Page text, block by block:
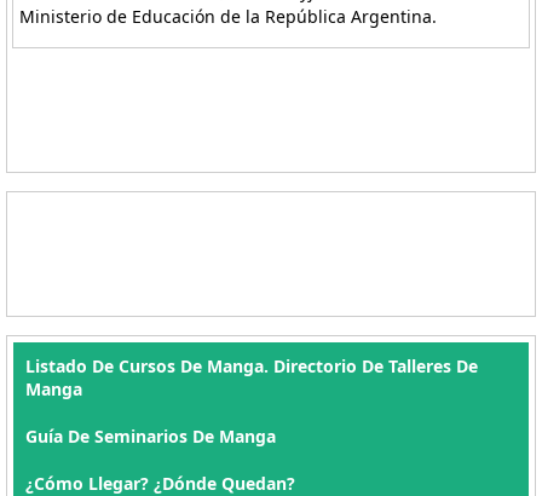
Ministerio de Educación de la República Argentina.
Listado De Cursos De Manga. Directorio De Talleres De
Manga
Guía De Seminarios De Manga
¿Cómo Llegar? ¿Dónde Quedan?